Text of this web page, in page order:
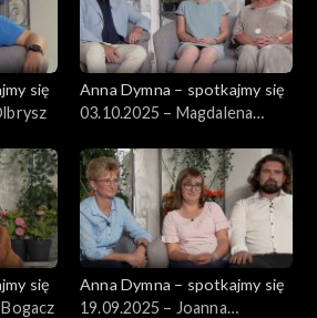
się
Anna Dymna – spotkajmy się
03.10.2025 – Magdalena
się
Anna Dymna – spotkajmy się
19.09.2025 – Joanna